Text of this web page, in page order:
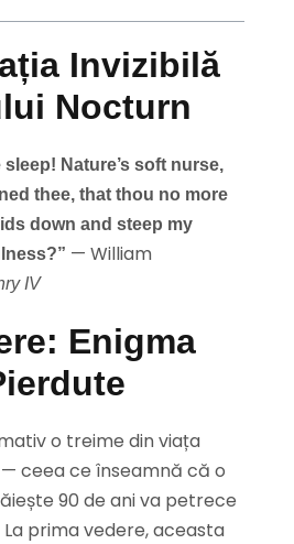
Invizibilă
Nocturn
sleep! Nature’s soft nurse,
thee, that thou no more
down and steep my
— William
IV
Enigma
o treime din viața
ceea ce înseamnă că o
90 de ani va petrece
La prima vedere, aceasta